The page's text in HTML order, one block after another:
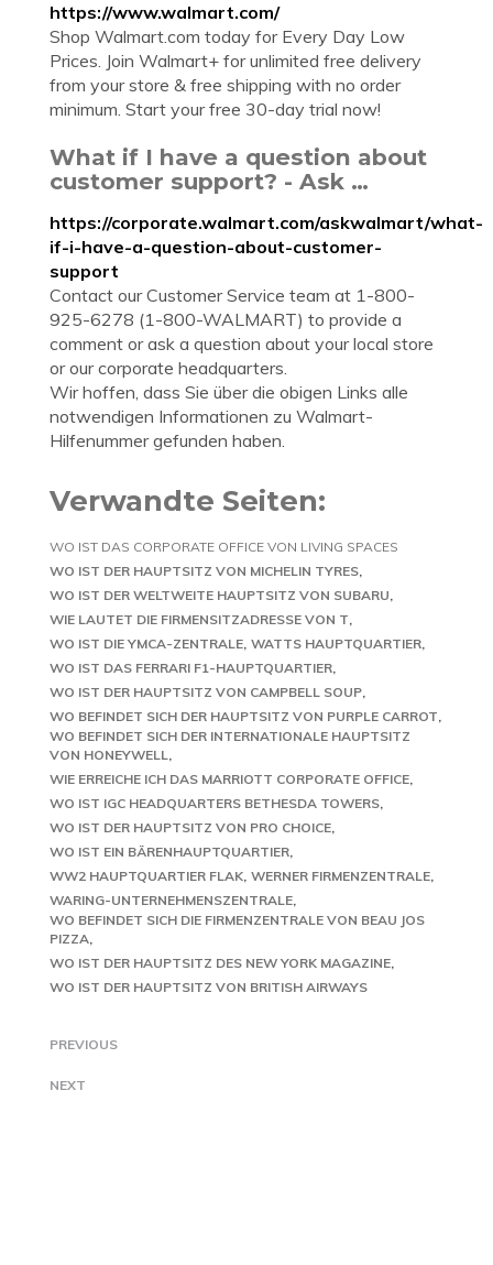
https://www.walmart.com/
Shop Walmart.com today for Every Day Low
Prices. Join Walmart+ for unlimited free delivery
from your store & free shipping with no order
minimum. Start your free 30-day trial now!
What if I have a question about
customer support? - Ask …
https://corporate.walmart.com/askwalmart/what-
if-i-have-a-question-about-customer-
support
Contact our Customer Service team at 1-800-
925-6278 (1-800-WALMART) to provide a
comment or ask a question about your local store
or our corporate headquarters.
Wir hoffen, dass Sie über die obigen Links alle
notwendigen Informationen zu Walmart-
Hilfenummer gefunden haben.
Verwandte Seiten:
WO IST DAS CORPORATE OFFICE VON LIVING SPACES
WO IST DER HAUPTSITZ VON MICHELIN TYRES
WO IST DER WELTWEITE HAUPTSITZ VON SUBARU
WIE LAUTET DIE FIRMENSITZADRESSE VON T
WO IST DIE YMCA-ZENTRALE WATTS HAUPTQUARTIER
WO IST DAS FERRARI F1-HAUPTQUARTIER
WO IST DER HAUPTSITZ VON CAMPBELL SOUP
WO BEFINDET SICH DER HAUPTSITZ VON PURPLE CARROT
WO BEFINDET SICH DER INTERNATIONALE HAUPTSITZ
VON HONEYWELL
WIE ERREICHE ICH DAS MARRIOTT CORPORATE OFFICE
WO IST IGC HEADQUARTERS BETHESDA TOWERS
WO IST DER HAUPTSITZ VON PRO CHOICE
WO IST EIN BÄRENHAUPTQUARTIER
WW2 HAUPTQUARTIER FLAK WERNER FIRMENZENTRALE
WARING-UNTERNEHMENSZENTRALE
WO BEFINDET SICH DIE FIRMENZENTRALE VON BEAU JOS
PIZZA
WO IST DER HAUPTSITZ DES NEW YORK MAGAZINE
WO IST DER HAUPTSITZ VON BRITISH AIRWAYS
PREVIOUS
NEXT